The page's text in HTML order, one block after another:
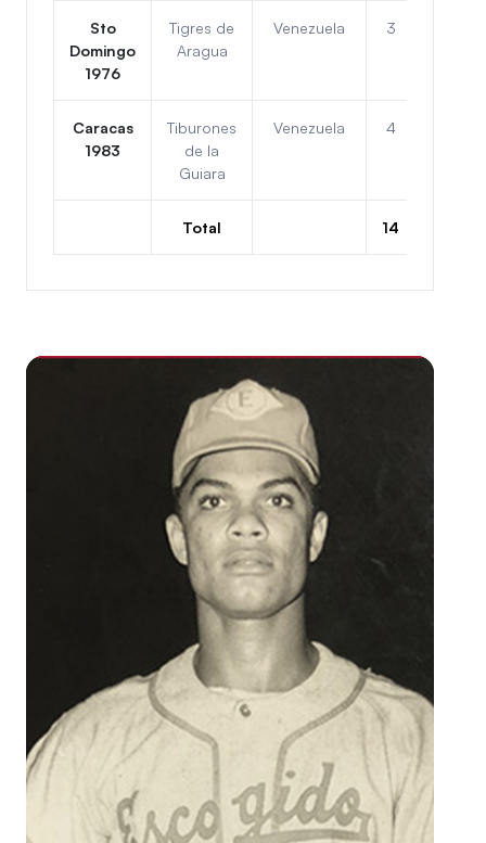
Sto
Domingo
1976
Tigres de
Aragua
Venezuela 3
Caracas
1983
Tiburones
de la
Guiara
Venezuela 4
Total 14